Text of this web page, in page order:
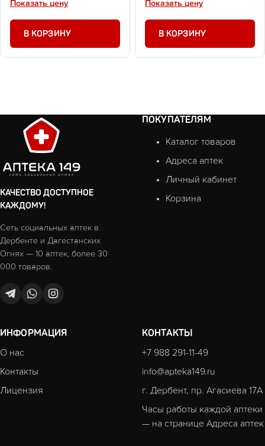
Показать цену
В КОРЗИНУ
Показать цену
В КОРЗИНУ
КАЧЕСТВО ДОСТУПНОЕ
КАЖДОМУ!
Сеть социальных аптек в
Дербенте и Дагестанских
Огнях — 10 аптек, более 30
000 товаров.
ПОКУПАТЕЛЯМ
Каталог товаров
Адреса аптек
Личный кабинет
Корзина
ИНФОРМАЦИЯ
О нас
Контакты
Лицензия
КОНТАКТЫ
+7 988 291-11-49
info@apteka149.ru
г. Дербент, пр. Агасиева 17А
Часы работы каждой аптеки
— на странице Адреса аптек